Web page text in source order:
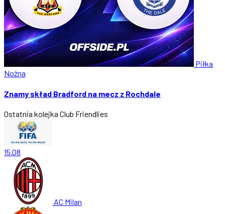
Piłka
Nożna
Znamy skład Bradford na mecz z Rochdale
Ostatnia kolejka Club Friendlies
15.08
AC Milan